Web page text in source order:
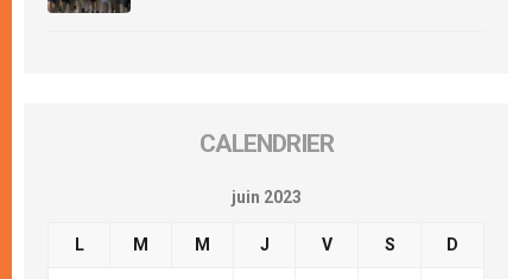
CALENDRIER
juin 2023
L M M J V S D